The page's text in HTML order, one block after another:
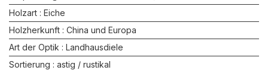
Holzart : Eiche
Holzherkunft : China und Europa
Art der Optik : Landhausdiele
Sortierung : astig / rustikal